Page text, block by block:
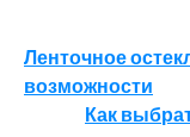
по
Ленточное
возможности
Как